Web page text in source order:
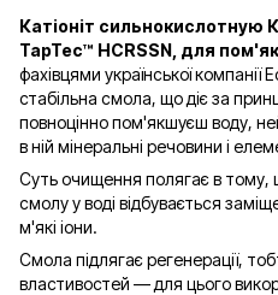
Катіоніт сильнокислотную
TapTec™ HCRSSN, для
фахівцями української компанії
стабільна смола, що діє за
повноцінно пом'якшуєш воду,
в ній мінеральні речовини і
Суть очищення полягає в тому,
смолу у воді відбувається
м'які іони.
Смола підлягає регенерації,
властивостей — для цього